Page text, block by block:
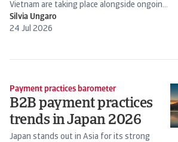
Vietnam are taking place alongside ongoing
liquidity strain among businesses...
Silvia Ungaro
24 Jul 2026
Payment practices barometer
B2B payment practices
trends in Japan 2026
Japan stands out in Asia for its strong